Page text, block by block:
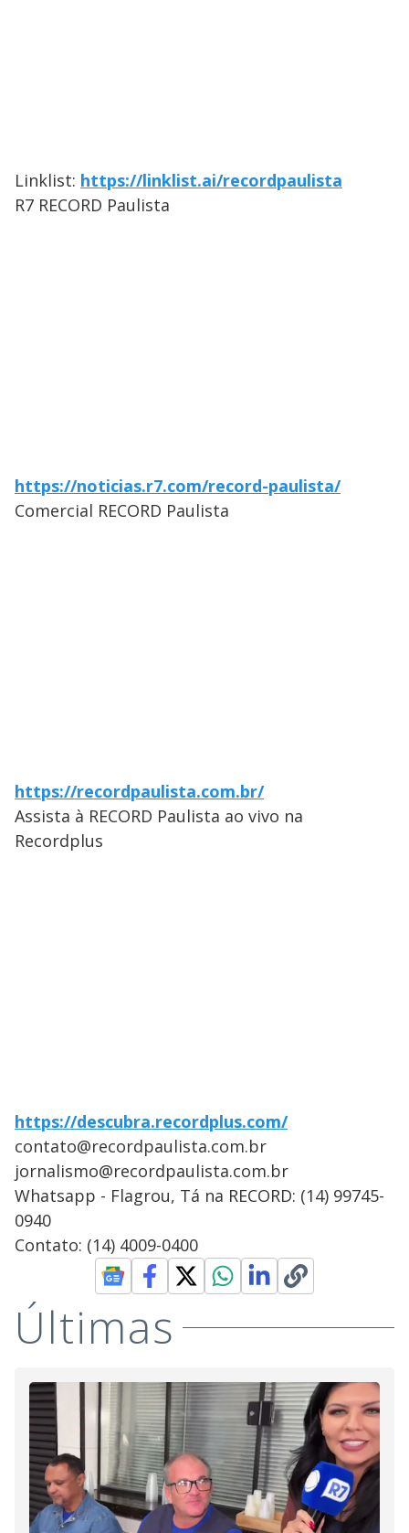
Linklist: https://linklist.ai/recordpaulista
R7 RECORD Paulista
https://noticias.r7.com/record-paulista/
Comercial RECORD Paulista
https://recordpaulista.com.br/
Assista à RECORD Paulista ao vivo na
Recordplus
https://descubra.recordplus.com/
contato@recordpaulista.com.br
jornalismo@recordpaulista.com.br
Whatsapp - Flagrou, Tá na RECORD: (14) 99745-
0940
Contato: (14) 4009-0400
Últimas